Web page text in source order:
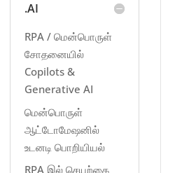
.AI
RPA / மென்பொருள்
சோதனையில்
Copilots &
Generative AI
மென்பொருள்
ஆட்டோமேஷனில்
உடனடி பொறியியல்
RPA இல் செயற்கை